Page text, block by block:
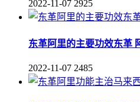
2022-11-07 2925
东革阿里的主要功效东革
2022-11-07 2485